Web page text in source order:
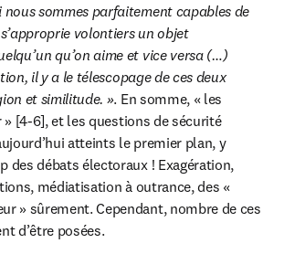
nous sommes parfaitement capables de
volontiers un objet
qu’on aime et vice versa (…)
il y a le télescopage de ces deux
et similitude. ». En somme, « les
[4-6], et les questions de sécurité
atteints le premier plan, y
des débats électoraux ! Exagération,
médiatisation à outrance, des «
» sûrement. Cependant, nombre de ces
d’être posées.